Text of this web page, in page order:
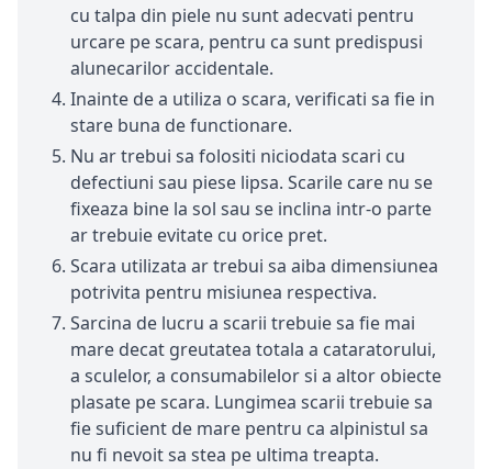
cu talpa din piele nu sunt adecvati pentru
urcare pe scara, pentru ca sunt predispusi
alunecarilor accidentale.
Inainte de a utiliza o scara, verificati sa fie in
stare buna de functionare.
Nu ar trebui sa folositi niciodata scari cu
defectiuni sau piese lipsa. Scarile care nu se
fixeaza bine la sol sau se inclina intr-o parte
ar trebuie evitate cu orice pret.
Scara utilizata ar trebui sa aiba dimensiunea
potrivita pentru misiunea respectiva.
Sarcina de lucru a scarii trebuie sa fie mai
mare decat greutatea totala a cataratorului,
a sculelor, a consumabilelor si a altor obiecte
plasate pe scara. Lungimea scarii trebuie sa
fie suficient de mare pentru ca alpinistul sa
nu fi nevoit sa stea pe ultima treapta.